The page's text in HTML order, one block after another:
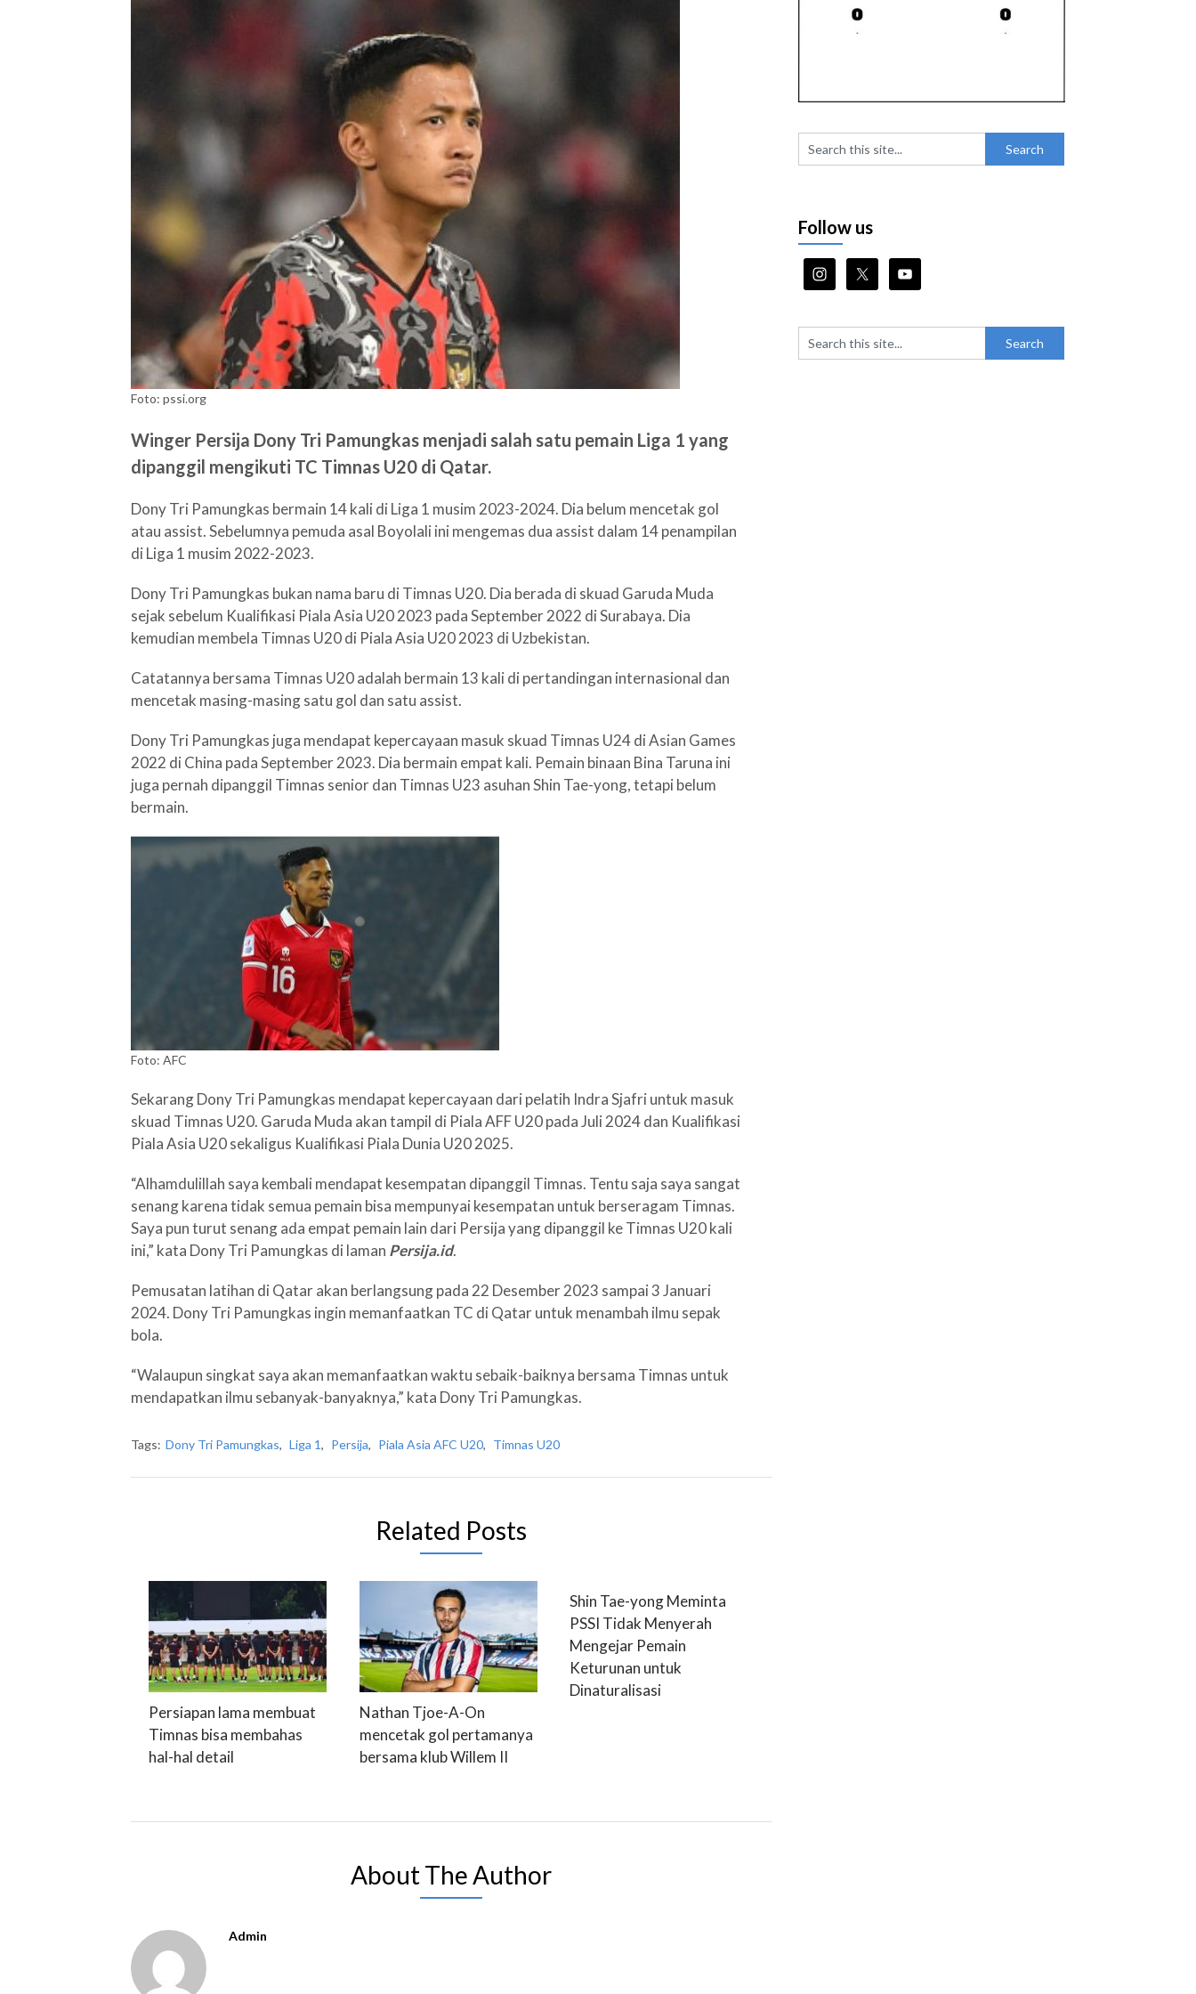
Foto: pssi.org
Winger Persija Dony Tri Pamungkas menjadi salah satu pemain Liga 1 yang
dipanggil mengikuti TC Timnas U20 di Qatar.
Dony Tri Pamungkas bermain 14 kali di Liga 1 musim 2023-2024. Dia belum mencetak gol
atau assist. Sebelumnya pemuda asal Boyolali ini mengemas dua assist dalam 14 penampilan
di Liga 1 musim 2022-2023.
Dony Tri Pamungkas bukan nama baru di Timnas U20. Dia berada di skuad Garuda Muda
sejak sebelum Kualifikasi Piala Asia U20 2023 pada September 2022 di Surabaya. Dia
kemudian membela Timnas U20 di Piala Asia U20 2023 di Uzbekistan.
Catatannya bersama Timnas U20 adalah bermain 13 kali di pertandingan internasional dan
mencetak masing-masing satu gol dan satu assist.
Dony Tri Pamungkas juga mendapat kepercayaan masuk skuad Timnas U24 di Asian Games
2022 di China pada September 2023. Dia bermain empat kali. Pemain binaan Bina Taruna ini
juga pernah dipanggil Timnas senior dan Timnas U23 asuhan Shin Tae-yong, tetapi belum
bermain.
Foto: AFC
Sekarang Dony Tri Pamungkas mendapat kepercayaan dari pelatih Indra Sjafri untuk masuk
skuad Timnas U20. Garuda Muda akan tampil di Piala AFF U20 pada Juli 2024 dan Kualifikasi
Piala Asia U20 sekaligus Kualifikasi Piala Dunia U20 2025.
“Alhamdulillah saya kembali mendapat kesempatan dipanggil Timnas. Tentu saja saya sangat
senang karena tidak semua pemain bisa mempunyai kesempatan untuk berseragam Timnas.
Saya pun turut senang ada empat pemain lain dari Persija yang dipanggil ke Timnas U20 kali
ini,” kata Dony Tri Pamungkas di laman Persija.id.
Pemusatan latihan di Qatar akan berlangsung pada 22 Desember 2023 sampai 3 Januari
2024. Dony Tri Pamungkas ingin memanfaatkan TC di Qatar untuk menambah ilmu sepak
bola.
“Walaupun singkat saya akan memanfaatkan waktu sebaik-baiknya bersama Timnas untuk
mendapatkan ilmu sebanyak-banyaknya,” kata Dony Tri Pamungkas.
Tags: Dony Tri Pamungkas, Liga 1, Persija, Piala Asia AFC U20, Timnas U20
Related Posts
Persiapan lama membuat
Timnas bisa membahas
hal-hal detail
Nathan Tjoe-A-On
mencetak gol pertamanya
bersama klub Willem II
Shin Tae-yong Meminta
PSSI Tidak Menyerah
Mengejar Pemain
Keturunan untuk
Dinaturalisasi
About The Author
Admin
Follow us